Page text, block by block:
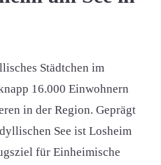
Städtchen im
16.000 Einwohnern
in der Region. Geprägt
See ist Losheim
für Einheimische